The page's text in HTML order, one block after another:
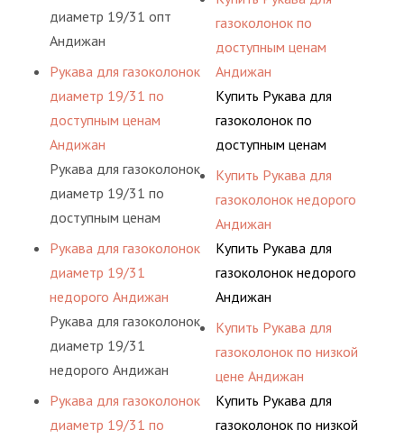
диаметр 19/31 опт
Андижан
Рукава для газоколонок
диаметр 19/31 по
доступным ценам
Андижан
Рукава для газоколонок
диаметр 19/31 по
доступным ценам
Андижан
Рукава для газоколонок
диаметр 19/31
недорого Андижан
Рукава для газоколонок
диаметр 19/31
недорого Андижан
Рукава для газоколонок
диаметр 19/31 по
газоколонок по
доступным ценам
Андижан
Купить Рукава для
газоколонок по
доступным ценам
Андижан
Купить Рукава для
газоколонок недорого
Андижан
Купить Рукава для
газоколонок недорого
Андижан
Купить Рукава для
газоколонок по низкой
цене Андижан
Купить Рукава для
газоколонок по низкой